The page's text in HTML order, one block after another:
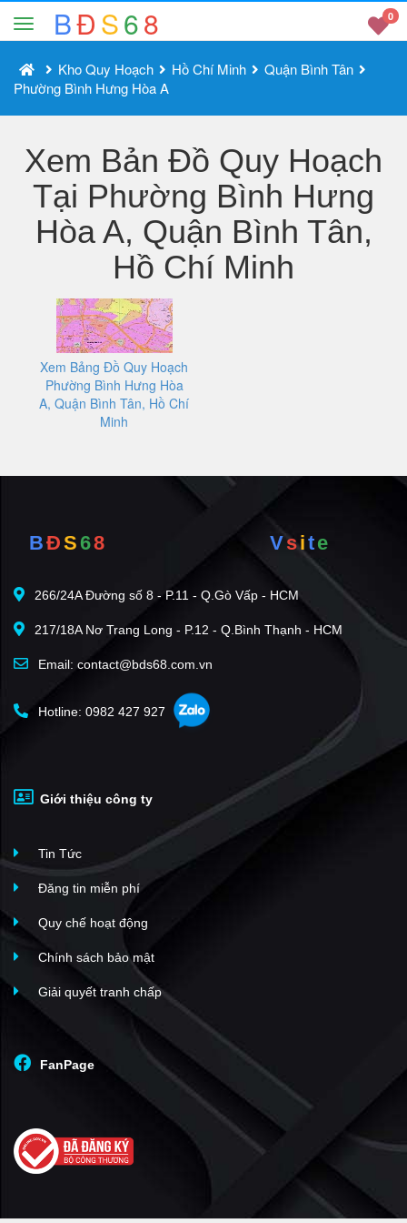
BĐS68 0
Kho Quy Hoạch Hồ Chí Minh
Quận Bình Tân
Phường Bình Hưng Hòa A
Xem Bản Đồ Quy Hoạch
Tại Phường Bình Hưng
Hòa A, Quận Bình Tân,
Hồ Chí Minh
Xem Bảng Đồ Quy Hoạch
Phường Bình Hưng Hòa
A, Quận Bình Tân, Hồ Chí
Minh
BĐS68 Vsite
266/24A Đường số 8 - P.11 - Q.Gò Vấp - HCM
217/18A Nơ Trang Long - P.12 - Q.Bình Thạnh - HCM
Email: contact@bds68.com.vn
Hotline: 0982 427 927
Giới thiệu công ty
Tin Tức
Đăng tin miễn phí
Quy chế hoạt động
Chính sách bảo mật
Giải quyết tranh chấp
FanPage